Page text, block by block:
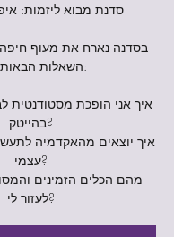
סדנת מבוא ליזמות:
בסדנה נארח את מעוף חיפה,
השאלות הבאות
איך אני הופכת מסטודנטית
בהייטק?
איך יוצאים מהאקדמיה
עצמי?
מהם הכלים הזמינים